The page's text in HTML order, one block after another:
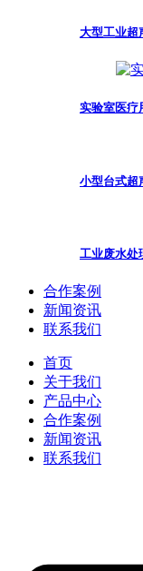
大型工业超
实验室医疗
小型台式超
工业废水处
合作案例
新闻资讯
联系我们
首页
关于我们
产品中心
合作案例
新闻资讯
联系我们